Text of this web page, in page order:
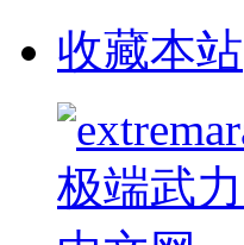
收藏本站